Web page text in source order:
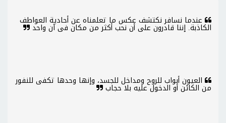
عندما نسافر نكتشف عكس ما تعلمناه عن أحادية العواطف
الكاذبة. إننا قادرون على أن نحب أكثر من مكان فى آن واحد
العيون أبواب للروح ومداخل للجسد، وإنها وحدها تكفى للنفور
من الكائن أو الدخول عليه بلا حجاب